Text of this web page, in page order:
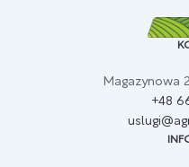
Magazynowa
+48